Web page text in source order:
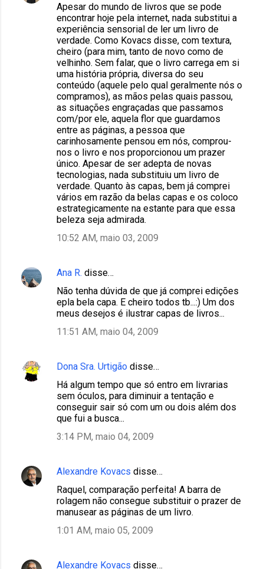
Apesar do mundo de livros que se pode
encontrar hoje pela internet, nada substitui a
experiência sensorial de ler um livro de
verdade. Como Kovacs disse, com textura,
cheiro (para mim, tanto de novo como de
velhinho. Sem falar, que o livro carrega em si
uma história própria, diversa do seu
conteúdo (aquele pelo qual geralmente nós o
compramos), as mãos pelas quais passou,
as situações engraçadas que passamos
com/por ele, aquela flor que guardamos
entre as páginas, a pessoa que
carinhosamente pensou em nós, comprou-
nos o livro e nos proporcionou um prazer
único. Apesar de ser adepta de novas
tecnologias, nada substituiu um livro de
verdade. Quanto às capas, bem já comprei
vários em razão da belas capas e os coloco
estrategicamente na estante para que essa
beleza seja admirada.
10:52 AM, maio 03, 2009
Ana R. disse…
Não tenha dúvida de que já comprei edições
epla bela capa. E cheiro todos tb...:) Um dos
meus desejos é ilustrar capas de livros...
11:51 AM, maio 04, 2009
Dona Sra. Urtigão disse…
Há algum tempo que só entro em livrarias
sem óculos, para diminuir a tentação e
conseguir sair só com um ou dois além dos
que fui a busca...
3:14 PM, maio 04, 2009
Alexandre Kovacs disse…
Raquel, comparação perfeita! A barra de
rolagem não consegue substituir o prazer de
manusear as páginas de um livro.
1:01 AM, maio 05, 2009
Alexandre Kovacs disse…